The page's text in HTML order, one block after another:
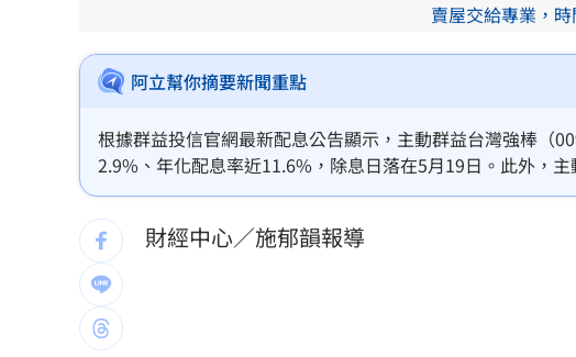
父提前退休母賣戒指！高希均證明這1件事 15:21
吳沛憶：面對中傷造謠 陳時中都不出惡言
台玻夫人喪子首發聲 曝2因素揭離世真相 15:16
統一獅邀日本女星松川星 到場當開球嘉賓 15:16
橘貓「阿咪」失蹤138日！飼主懸賞20萬元
賣屋交給專業，
阿立幫你摘要新聞重點
根據群益投信官網最新配息公告顯示，主動群益台灣強棒（
2.9%、年化配息率近11.6%，除息日落在5月19日。此外，
每單位配發0.48元。
財經中心／施郁韻報導